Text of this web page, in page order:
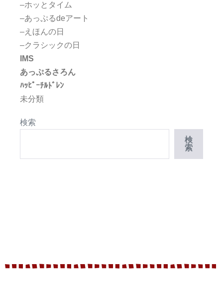
–ホッとタイム
–あっぷるdeアート
–えほんの日
–クラシックの日
IMS
あっぷるさろん
ﾊｯﾋﾟｰﾁﾙﾄﾞﾚﾝ
未分類
検索
検
索